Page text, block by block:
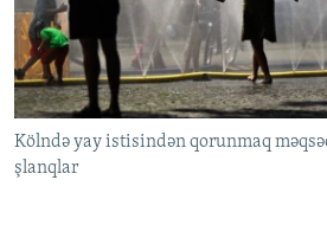
Kölndə yay istisindən qorunmaq
şlanqlar